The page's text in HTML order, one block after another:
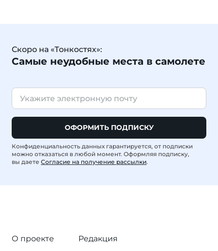
Скоро на «Тонкостях»:
Самые неудобные места в самолете
ОФОРМИТЬ ПОДПИСКУ
Конфиденциальность данных гарантируется, от подписки
можно отказаться в любой момент. Оформляя подписку,
вы даете Согласие на получение рассылки.
О проекте
Редакция